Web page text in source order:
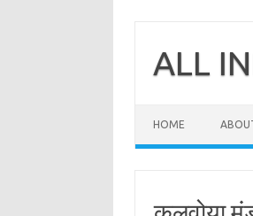
contentALL
HOME